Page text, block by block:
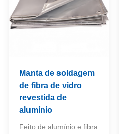
Manta de soldagem
de fibra de vidro
revestida de
alumínio
Feito de alumínio e fibra